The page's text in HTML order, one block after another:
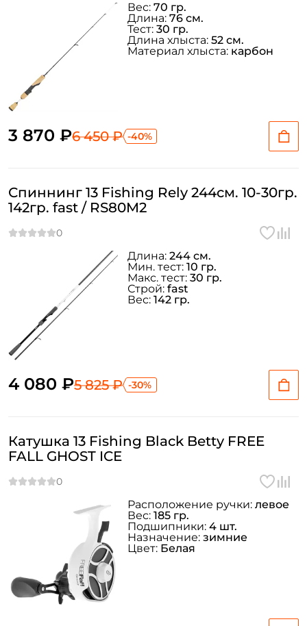
3 870 ₽6 450 ₽ -40%
Вес: 70 гр.
Длина: 76 см.
Тест: 30 гр.
Длина хлыста: 52 см.
Материал хлыста: карбон
Спиннинг 13 Fishing Rely 244см. 10-30гр.
142гр. fast / RS80M2
4 080 ₽5 825 ₽ -30%
Длина: 244 см.
Мин. тест: 10 гр.
Макс. тест: 30 гр.
Строй: fast
Вес: 142 гр.
Катушка 13 Fishing Black Betty FREE
FALL GHOST ICE
Расположение ручки: левое
Вес: 185 гр.
Подшипники: 4 шт.
Назначение: зимние
Цвет: Белая